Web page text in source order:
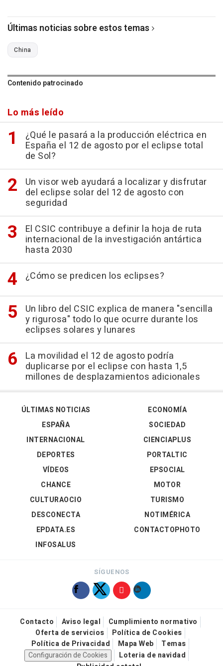
Últimas noticias sobre estos temas
China
Contenido patrocinado
Lo más leído
¿Qué le pasará a la producción eléctrica en
España el 12 de agosto por el eclipse total
de Sol?
Un visor web ayudará a localizar y disfrutar
del eclipse solar del 12 de agosto con
seguridad
El CSIC contribuye a definir la hoja de ruta
internacional de la investigación antártica
hasta 2030
¿Cómo se predicen los eclipses?
Un libro del CSIC explica de manera "sencilla
y rigurosa" todo lo que ocurre durante los
eclipses solares y lunares
La movilidad el 12 de agosto podría
duplicarse por el eclipse con hasta 1,5
millones de desplazamientos adicionales
ÚLTIMAS NOTICIAS
ESPAÑA
INTERNACIONAL
DEPORTES
VÍDEOS
ECONOMÍA
SOCIEDAD
CIENCIAPLUS
PORTALTIC
EPSOCIAL
CHANCE
CULTURAOCIO
DESCONECTA
EPDATA.ES
INFOSALUS
MOTOR
TURISMO
NOTIMÉRICA
CONTACTOPHOTO
SÍGUENOS
Contacto Aviso legal
Cumplimiento normativo
Oferta de servicios
Política de Cookies
Política de Privacidad
Mapa Web
Temas
Configuración de Cookies
Loteria de navidad